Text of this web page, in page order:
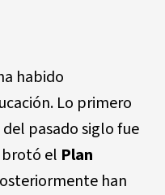
habido
Lo primero
pasado siglo fue
el Plan
han